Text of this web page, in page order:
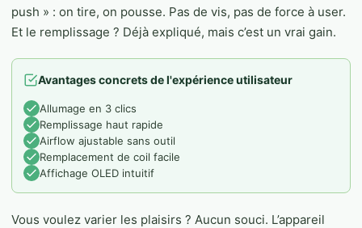
push » : on tire, on pousse. Pas de vis, pas de force à user.
Et le remplissage ? Déjà expliqué, mais c’est un vrai gain.
Avantages concrets de l'expérience utilisateur
Allumage en 3 clics
Remplissage haut rapide
Airflow ajustable sans outil
Remplacement de coil facile
Affichage OLED intuitif
Vous voulez varier les plaisirs ? Aucun souci. L’appareil